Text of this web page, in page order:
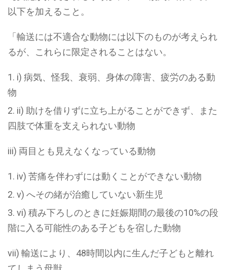
以下を加えること。
「輸送には不適合な動物には以下のものが考えられ
るが、これらに限定されることはない。
i) 病気、怪我、衰弱、身体の障害、疲労のある動
物
ii) 助けを借りずに立ち上がることができず、また
四肢で体重を支えられない動物
iii) 両目とも見えなくなっている動物
iv) 苦痛を伴わずには動くことができない動物
v) へその緒が治癒していない新生児
vi) 積み下ろしのときに妊娠期間の最後の10%の段
階に入る可能性のある子どもを宿した動物
vii) 輸送により、48時間以内に生んだ子どもと離れ